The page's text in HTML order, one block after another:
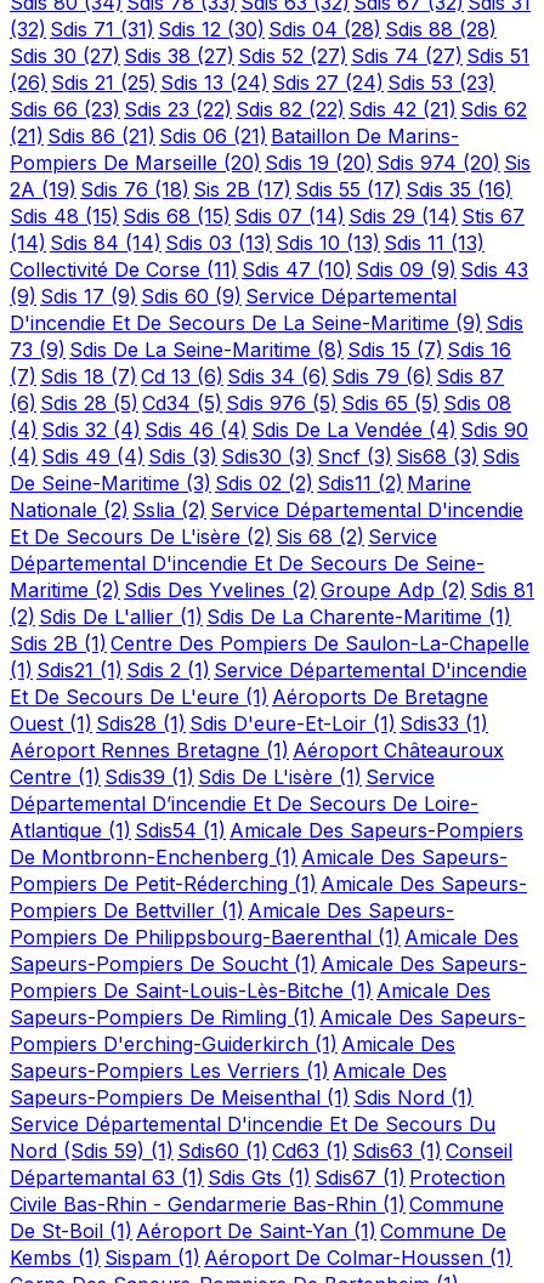
(32) Sdis 71 (31) Sdis 12 (30) Sdis 04 (28) Sdis 88 (28)
Sdis 30 (27) Sdis 38 (27) Sdis 52 (27) Sdis 74 (27) Sdis 51
(26) Sdis 21 (25) Sdis 13 (24) Sdis 27 (24) Sdis 53 (23)
Sdis 66 (23) Sdis 23 (22) Sdis 82 (22) Sdis 42 (21) Sdis 62
(21) Sdis 86 (21) Sdis 06 (21) Bataillon De Marins-
Pompiers De Marseille (20) Sdis 19 (20) Sdis 974 (20) Sis
2A (19) Sdis 76 (18) Sis 2B (17) Sdis 55 (17) Sdis 35 (16)
Sdis 48 (15) Sdis 68 (15) Sdis 07 (14) Sdis 29 (14) Stis 67
(14) Sdis 84 (14) Sdis 03 (13) Sdis 10 (13) Sdis 11 (13)
Collectivité De Corse (11) Sdis 47 (10) Sdis 09 (9) Sdis 43
(9) Sdis 17 (9) Sdis 60 (9) Service Départemental
D'incendie Et De Secours De La Seine-Maritime (9) Sdis
73 (9) Sdis De La Seine-Maritime (8) Sdis 15 (7) Sdis 16
(7) Sdis 18 (7) Cd 13 (6) Sdis 34 (6) Sdis 79 (6) Sdis 87
(6) Sdis 28 (5) Cd34 (5) Sdis 976 (5) Sdis 65 (5) Sdis 08
(4) Sdis 32 (4) Sdis 46 (4) Sdis De La Vendée (4) Sdis 90
(4) Sdis 49 (4) Sdis (3) Sdis30 (3) Sncf (3) Sis68 (3) Sdis
De Seine-Maritime (3) Sdis 02 (2) Sdis11 (2) Marine
Nationale (2) Sslia (2) Service Départemental D'incendie
Et De Secours De L'isère (2) Sis 68 (2) Service
Départemental D'incendie Et De Secours De Seine-
Maritime (2) Sdis Des Yvelines (2) Groupe Adp (2) Sdis 81
(2) Sdis De L'allier (1) Sdis De La Charente-Maritime (1)
Sdis 2B (1) Centre Des Pompiers De Saulon-La-Chapelle
(1) Sdis21 (1) Sdis 2 (1) Service Départemental D'incendie
Et De Secours De L'eure (1) Aéroports De Bretagne
Ouest (1) Sdis28 (1) Sdis D'eure-Et-Loir (1) Sdis33 (1)
Aéroport Rennes Bretagne (1) Aéroport Châteauroux
Centre (1) Sdis39 (1) Sdis De L'isère (1) Service
Départemental D’incendie Et De Secours De Loire-
Atlantique (1) Sdis54 (1) Amicale Des Sapeurs-Pompiers
De Montbronn-Enchenberg (1) Amicale Des Sapeurs-
Pompiers De Petit-Réderching (1) Amicale Des Sapeurs-
Pompiers De Bettviller (1) Amicale Des Sapeurs-
Pompiers De Philippsbourg-Baerenthal (1) Amicale Des
Sapeurs-Pompiers De Soucht (1) Amicale Des Sapeurs-
Pompiers De Saint-Louis-Lès-Bitche (1) Amicale Des
Sapeurs-Pompiers De Rimling (1) Amicale Des Sapeurs-
Pompiers D'erching-Guiderkirch (1) Amicale Des
Sapeurs-Pompiers Les Verriers (1) Amicale Des
Sapeurs-Pompiers De Meisenthal (1) Sdis Nord (1)
Service Départemental D'incendie Et De Secours Du
Nord (Sdis 59) (1) Sdis60 (1) Cd63 (1) Sdis63 (1) Conseil
Départemantal 63 (1) Sdis Gts (1) Sdis67 (1) Protection
Civile Bas-Rhin - Gendarmerie Bas-Rhin (1) Commune
De St-Boil (1) Aéroport De Saint-Yan (1) Commune De
Kembs (1) Sispam (1) Aéroport De Colmar-Houssen (1)